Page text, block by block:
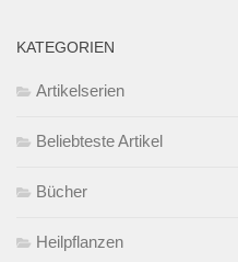
KATEGORIEN
Artikelserien
Beliebteste Artikel
Bücher
Heilpflanzen